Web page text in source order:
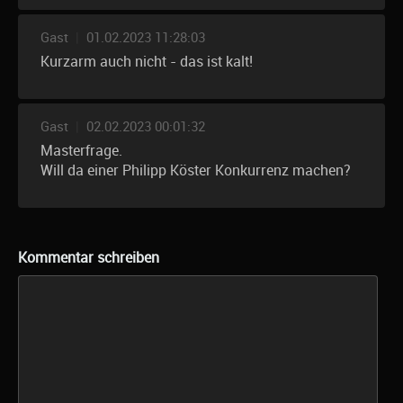
Gast 01.02.2023 11:28:03
Kurzarm auch nicht - das ist kalt!
Gast 02.02.2023 00:01:32
Masterfrage.
Will da einer Philipp Köster Konkurrenz machen?
Kommentar schreiben